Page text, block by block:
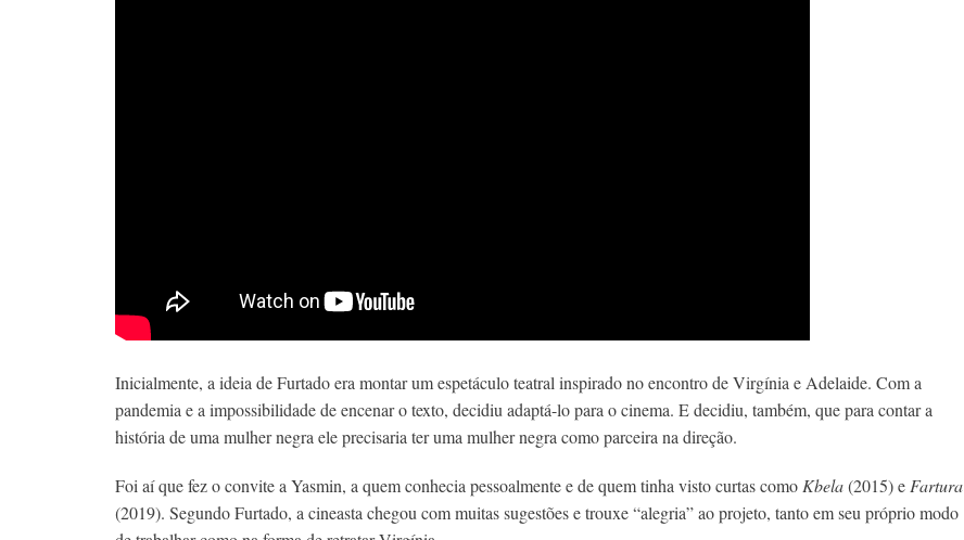
Inicialmente, a ideia de Furtado era montar um espetáculo teatral inspirado no encontro de Virgínia e Adelaide. Com a
pandemia e a impossibilidade de encenar o texto, decidiu adaptá-lo para o cinema. E decidiu, também, que para contar a
história de uma mulher negra ele precisaria ter uma mulher negra como parceira na direção.
Foi aí que fez o convite a Yasmin, a quem conhecia pessoalmente e de quem tinha visto curtas comoKbela(2015) eFartura
(2019). Segundo Furtado, a cineasta chegou com muitas sugestões e trouxe “alegria” ao projeto, tanto em seu próprio modo